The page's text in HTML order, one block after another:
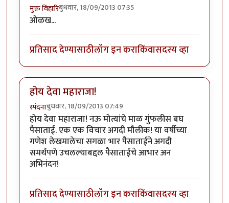
मुक्त विहारिबुधवार, 18/09/2013 07:35
ओळख...
प्रतिसाद देण्यासाठीलॉग इन कराकिंवासदस्य व्हा
होय देवा महाराजा!
स्पंदनाबुधवार, 18/09/2013 07:49
होय देवा महाराजा! नऊ मोत्यांचे माळ गुंफलीस बघ
पैसाताई. एक एक विचार अगदी मौलीक! या वर्षीच्या
गणेश लेखमालेचा सगळा भार पैसाताईने अगदी
समर्थपणे उचलल्याबद्दल पैसाताईचे आभार अन
अभिनंदन!
प्रतिसाद देण्यासाठीलॉग इन कराकिंवासदस्य व्हा